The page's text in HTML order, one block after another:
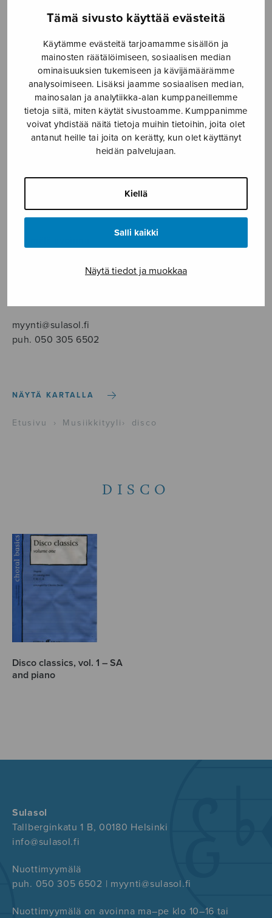
Tämä sivusto käyttää evästeitä
Käytämme evästeitä tarjoamamme sisällön ja
mainosten räätälöimiseen, sosiaalisen median
ominaisuuksien tukemiseen ja kävijämäärämme
analysoimiseen. Lisäksi jaamme sosiaalisen median,
mainosalan ja analytiikka-alan kumppaneillemme
tietoja siitä, miten käytät sivustoamme. Kumppanimme
voivat yhdistää näitä tietoja muihin tietoihin, joita olet
antanut heille tai joita on kerätty, kun olet käyttänyt
heidän palvelujaan.
Kiellä
Salli kaikki
Näytä tiedot ja muokkaa
SOITINKOULUT JA OPPAAT
SOITINMUSIIKKI
YKSINLAULU
Sulasol nuottikauppa
myynti@sulasol.fi
puh. 050 305 6502
NÄYTÄ KARTALLA
Etusivu › Musiikkityyli › disco
DISCO
Disco classics, vol. 1 – SA
and piano
Sulasol
Tallberginkatu 1 B, 00180 Helsinki
info@sulasol.fi
Nuottimyymälä
puh. 050 305 6502 | myynti@sulasol.fi
Nuottimyymälä on avoinna ma–pe klo 10–16 tai